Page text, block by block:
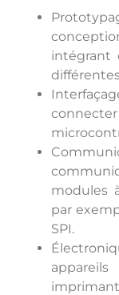
intégrant
connecter
modules
par
SPI.